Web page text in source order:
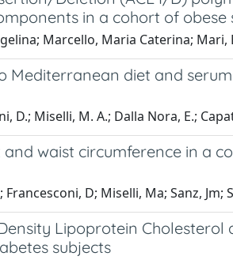
in a cohort of obese
Marcello, Maria Caterina; Mari,
Mediterranean diet and
D.; Miselli, M. A.; Dalla Nora, E.;
waist circumference in a
D; Miselli, Ma; Sanz, Jm;
Lipoprotein
subjects